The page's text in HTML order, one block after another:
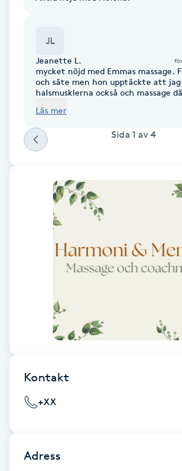
Diamantslipning
Extensions
Extensions borttagning
Eyeliner-tatuering
Face framing
Fet hårbotten
Fettreducering
Fibromassage
Fotmassage
JL
Jeanette L.
mycket nöjd med Emmas massage.
och säte men hon upptäckte att
halsmusklerna också och massage
Läs mer
Sida 1 av 4
Kontakt
+XX
Adress